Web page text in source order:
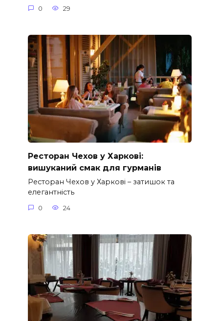
0 29
Ресторан Чехов у Харкові:
вишуканий смак для гурманів
Ресторан Чехов у Харкові – затишок та
елегантність
0 24